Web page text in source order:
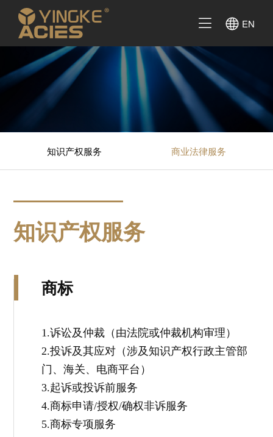
EN
知识产权服务 商业法律服务
知识产权服务
商标
1.诉讼及仲裁（由法院或仲裁机构审理）
2.投诉及其应对（涉及知识产权行政主管部
门、海关、电商平台）
3.起诉或投诉前服务
4.商标申请/授权/确权非诉服务
5.商标专项服务